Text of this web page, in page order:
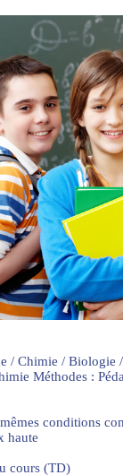
/ Chimie / Biologie
Méthodes :
conditions
haute
cours (TD)